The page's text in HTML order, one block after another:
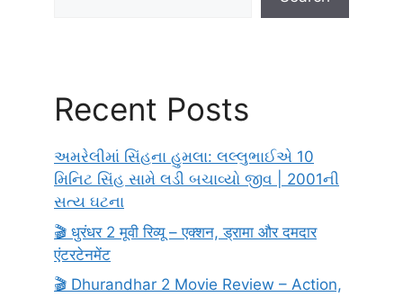
Recent Posts
અમરેલીમાં સિંહના હુમલા: લલ્લુભાઈએ 10
મિનિટ સિંહ સામે લડી બચાવ્યો જીવ | 2001ની
સત્ય ઘટના
🎬 धुरंधर 2 मूवी रिव्यू – एक्शन, ड्रामा और दमदार
एंटरटेनमेंट
🎬 Dhurandhar 2 Movie Review – Action,